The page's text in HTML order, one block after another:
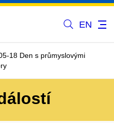
EN
18 Den s průmyslovými